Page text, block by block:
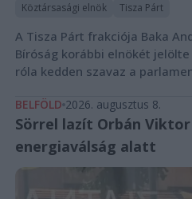
Köztársasági elnök Tisza Párt
A Tisza Párt frakciója Baka
Bíróság korábbi elnökét
róla kedden szavaz a
BELFÖLD 2026. augusztus 8.
Sörrel lazít Orbán Viktor
energiaválság alatt